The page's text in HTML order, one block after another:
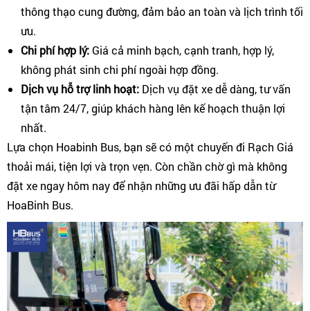
thông thạo cung đường, đảm bảo an toàn và lịch trình tối
ưu.
Chi phí hợp lý: Giá cả minh bạch, cạnh tranh, hợp lý,
không phát sinh chi phí ngoài hợp đồng.
Dịch vụ hỗ trợ linh hoạt: Dịch vụ đặt xe dễ dàng, tư vấn
tận tâm 24/7, giúp khách hàng lên kế hoạch thuận lợi
nhất.
Lựa chọn Hoabinh Bus, bạn sẽ có một chuyến đi Rạch Giá
thoải mái, tiện lợi và trọn vẹn. Còn chần chờ gì mà không
đặt xe ngay hôm nay để nhận những ưu đãi hấp dẫn từ
HoaBinh Bus.